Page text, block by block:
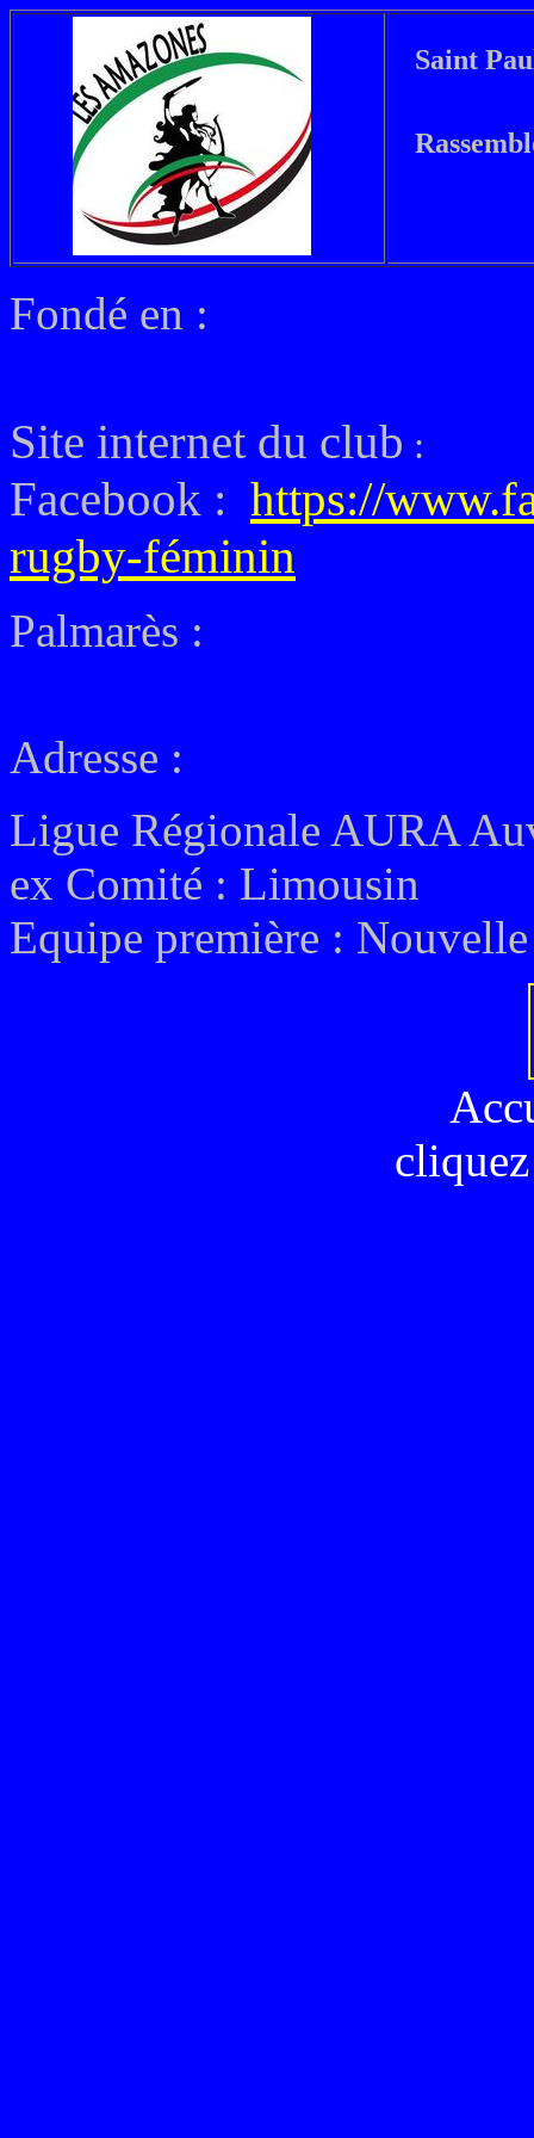
Saint
Fondé en :
Site internet du club :
Facebook : https://
rugby-féminin
Palmarès :
Adresse :
Ligue Régionale AURA
ex Comité : Limousin
Equipe première :